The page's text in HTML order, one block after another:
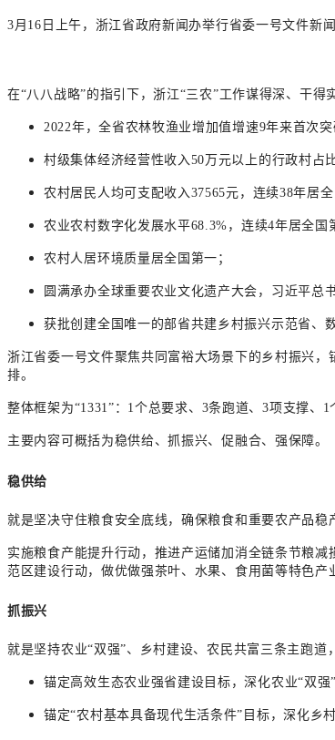
3月16日上午，浙江省政府新闻办举行省委一号文件新闻
在“八八战略”的指引下，浙江“三农”工作谋得深、干
2022年，全省农林牧渔业增加值增速9年来首次突
村级集体经济经营性收入50万元以上的行政村占
农村居民人均可支配收入37565元，连续38年居全
农业农村数字化发展水平68.3%，连续4年居全国
农村人居环境质量居全国第一；
圆满承办全球重要农业文化遗产大会，习近平总
获批创建全国唯一的部省共建乡村振兴示范省、
浙江省委一号文件聚焦共同富裕大场景下的乡村振兴，
排。
整体框架为“1331”：1个总要求、3条跑道、3项支撑、1
主要内容可概括为稳供给、抓振兴、促融合、强保障。
稳供给
就是坚决守住粮食安全底线，确保粮食和重要农产品稳
实施粮食产能提升行动，推进产运储加消全链条节粮
范区建设行动，做优做强茶叶、水果、食用菌等特色产
抓振兴
就是坚持农业“双强”、乡村建设、农民共富三条主跑
锚定高效生态农业强省建设目标，深化农业“双
锚定“农村基本具备现代生活条件”目标，深化乡